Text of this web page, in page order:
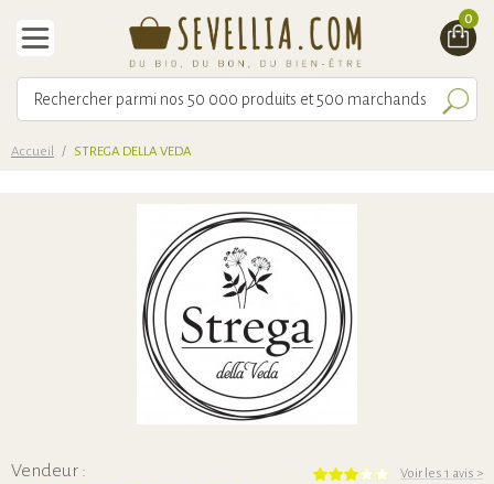
0
Accueil / STREGA DELLA VEDA
Vendeur : Voir les 1 avis >